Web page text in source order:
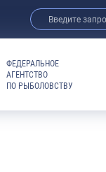
ФЕДЕРАЛЬНОЕ
АГЕНТСТВО
ПО РЫБОЛОВСТВУ